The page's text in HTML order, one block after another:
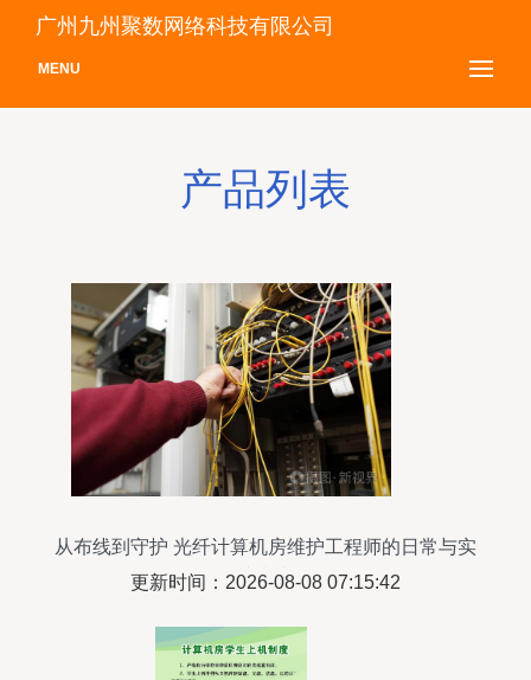
广州九州聚数网络科技有限公司
MENU
产品列表
从布线到守护 光纤计算机房维护工程师的日常与实
践指南
更新时间：2026-08-08 07:15:42